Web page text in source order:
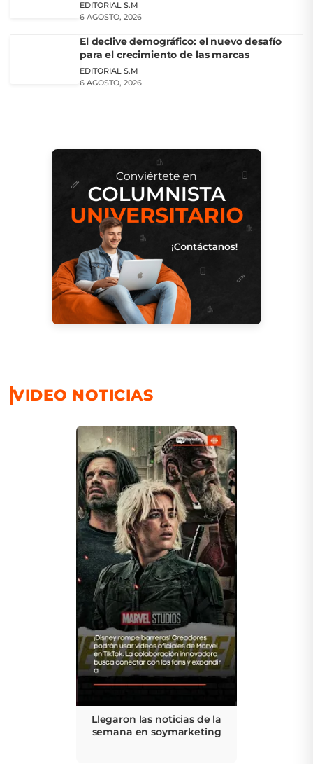
EDITORIAL S.M
6 AGOSTO, 2026
El declive demográfico: el nuevo desafío
para el crecimiento de las marcas
EDITORIAL S.M
6 AGOSTO, 2026
VIDEO NOTICIAS
Llegaron las noticias de la
semana en soymarketing